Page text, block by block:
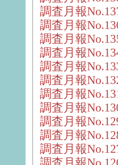
調査月報
調査月報
調査月報
調査月報
調査月報
調査月報
調査月報
調査月報
調査月報
調査月報
調査月報
調査月報